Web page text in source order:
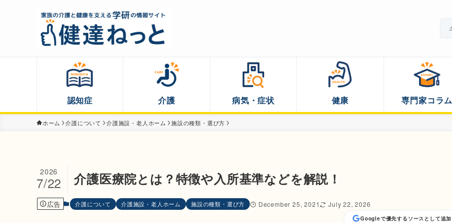
認知症 介護 病気・症状 健康 専門家コラム
ホーム 介護について 介護施設・老人ホーム 施設の種類・選び方
介護医療院とは？特徴や入所基準などを解説！
2026
7/22
広告 介護について 介護施設・老人ホーム 施設の種類・選び方 December 25, 2021 July 22, 2026
Googleで優先するソースとして追加